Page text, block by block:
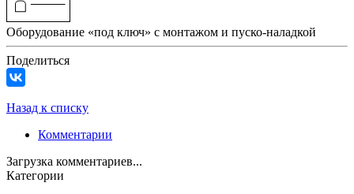
Оборудование «под ключ» с монтажом и пуско-наладкой
Поделиться
Назад к списку
Комментарии
Загрузка комментариев...
Категории